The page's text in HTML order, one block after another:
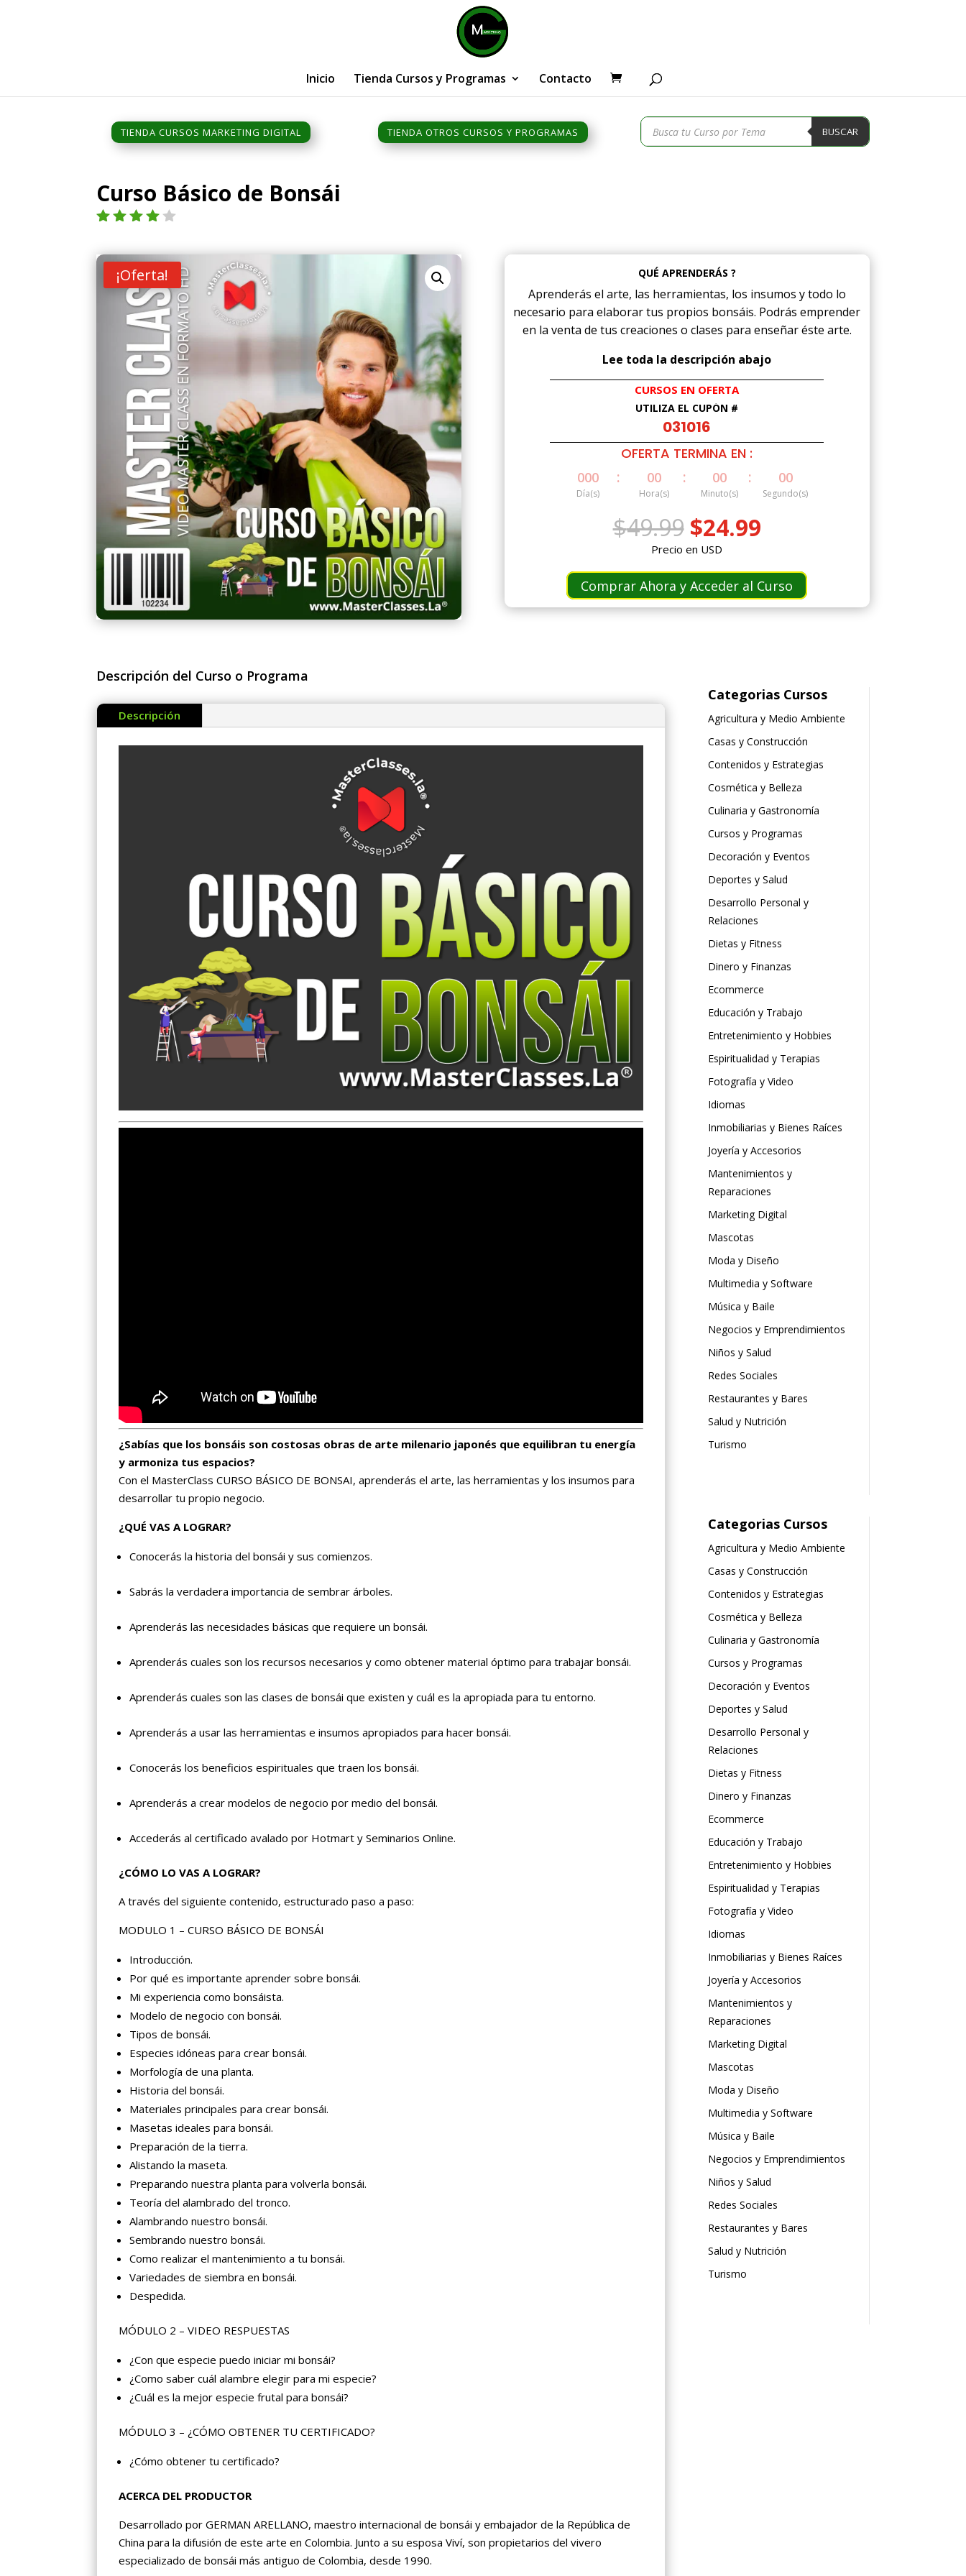
Inicio Tienda Cursos y Programas Contacto
TIENDA CURSOS MARKETING DIGITAL TIENDA OTROS CURSOS Y PROGRAMAS
Búsqueda
de
productos
BUSCAR
Curso Básico de Bonsái
4.00de
5 en
base a
valoraci
ón de
¡Oferta! QUÉ APRENDERÁS ?
Aprenderás el arte, las herramientas, los insumos y todo lo
necesario para elaborar tus propios bonsáis. Podrás emprender
en la venta de tus creaciones o clases para enseñar éste arte.
Lee toda la descripción abajo
CURSOS EN OFERTA
UTILIZA EL CUPÓN #
031016
OFERTA TERMINA EN :
000
Día(s)
: 00
Hora(s)
: 00
Minuto(s)
: 00
Segundo(s)
$49.99 El
precio
original
era:
$49.99.
$24.99El
es:
$24.99.
Precio en USD
Comprar Ahora y Acceder al Curso
Descripción del Curso o Programa
Descripción
¿Sabías que los bonsáis son costosas obras de arte milenario japonés que equilibran tu energía
y armoniza tus espacios?
Con el MasterClass CURSO BÁSICO DE BONSAI, aprenderás el arte, las herramientas y los insumos para
desarrollar tu propio negocio.
¿QUÉ VAS A LOGRAR?
Conocerás la historia del bonsái y sus comienzos.
Sabrás la verdadera importancia de sembrar árboles.
Aprenderás las necesidades básicas que requiere un bonsái.
Aprenderás cuales son los recursos necesarios y como obtener material óptimo para trabajar bonsái.
Aprenderás cuales son las clases de bonsái que existen y cuál es la apropiada para tu entorno.
Aprenderás a usar las herramientas e insumos apropiados para hacer bonsái.
Conocerás los beneficios espirituales que traen los bonsái.
Aprenderás a crear modelos de negocio por medio del bonsái.
Accederás al certificado avalado por Hotmart y Seminarios Online.
¿CÓMO LO VAS A LOGRAR?
A través del siguiente contenido, estructurado paso a paso:
MODULO 1 – CURSO BÁSICO DE BONSÁI
Introducción.
Por qué es importante aprender sobre bonsái.
Mi experiencia como bonsáista.
Modelo de negocio con bonsái.
Tipos de bonsái.
Especies idóneas para crear bonsái.
Morfología de una planta.
Historia del bonsái.
Materiales principales para crear bonsái.
Masetas ideales para bonsái.
Preparación de la tierra.
Alistando la maseta.
Preparando nuestra planta para volverla bonsái.
Teoría del alambrado del tronco.
Alambrando nuestro bonsái.
Sembrando nuestro bonsái.
Como realizar el mantenimiento a tu bonsái.
Variedades de siembra en bonsái.
Despedida.
MÓDULO 2 – VIDEO RESPUESTAS
¿Con que especie puedo iniciar mi bonsái?
¿Como saber cuál alambre elegir para mi especie?
¿Cuál es la mejor especie frutal para bonsái?
MÓDULO 3 – ¿CÓMO OBTENER TU CERTIFICADO?
¿Cómo obtener tu certificado?
ACERCA DEL PRODUCTOR
Desarrollado por GERMAN ARELLANO, maestro internacional de bonsái y embajador de la República de
China para la difusión de este arte en Colombia. Junto a su esposa Viví, son propietarios del vivero
especializado de bonsái más antiguo de Colombia, desde 1990.
Categorias Cursos
Agricultura y Medio Ambiente
Casas y Construcción
Contenidos y Estrategias
Cosmética y Belleza
Culinaria y Gastronomía
Cursos y Programas
Decoración y Eventos
Deportes y Salud
Desarrollo Personal y
Relaciones
Dietas y Fitness
Dinero y Finanzas
Ecommerce
Educación y Trabajo
Entretenimiento y Hobbies
Espiritualidad y Terapias
Fotografía y Video
Idiomas
Inmobiliarias y Bienes Raíces
Joyería y Accesorios
Mantenimientos y
Reparaciones
Marketing Digital
Mascotas
Moda y Diseño
Multimedia y Software
Música y Baile
Negocios y Emprendimientos
Niños y Salud
Redes Sociales
Restaurantes y Bares
Salud y Nutrición
Turismo
Categorias Cursos
Agricultura y Medio Ambiente
Casas y Construcción
Contenidos y Estrategias
Cosmética y Belleza
Culinaria y Gastronomía
Cursos y Programas
Decoración y Eventos
Deportes y Salud
Desarrollo Personal y
Relaciones
Dietas y Fitness
Dinero y Finanzas
Ecommerce
Educación y Trabajo
Entretenimiento y Hobbies
Espiritualidad y Terapias
Fotografía y Video
Idiomas
Inmobiliarias y Bienes Raíces
Joyería y Accesorios
Mantenimientos y
Reparaciones
Marketing Digital
Mascotas
Moda y Diseño
Multimedia y Software
Música y Baile
Negocios y Emprendimientos
Niños y Salud
Redes Sociales
Restaurantes y Bares
Salud y Nutrición
Turismo